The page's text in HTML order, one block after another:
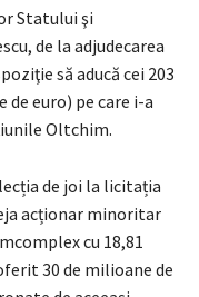
Statului şi
de la adjudecarea
să aducă cei 203
euro) pe care i-a
Oltchim.
de joi la licitația
acționar minoritar
cu 18,81
30 de milioane de